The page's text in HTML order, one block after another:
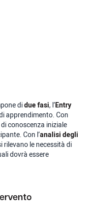
didue fasi, l’Entry
apprendimento. Con
conoscenza iniziale
Con l’analisi degli
rilevano le necessità di
dovrà essere